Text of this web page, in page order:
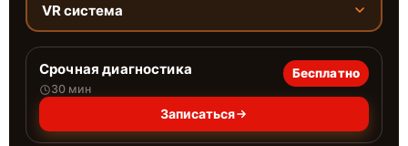
VR система
Срочная диагностика
30 мин
Бесплатно
Записаться